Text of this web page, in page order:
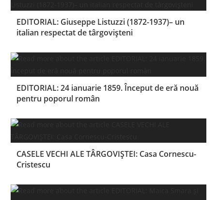
EDITORIAL: Giuseppe Listuzzi (1872-1937)– un
italian respectat de târgovișteni
EDITORIAL: 24 ianuarie 1859. Început de eră nouă
pentru poporul român
CASELE VECHI ALE TÂRGOVIȘTEI: Casa Cornescu-
Cristescu